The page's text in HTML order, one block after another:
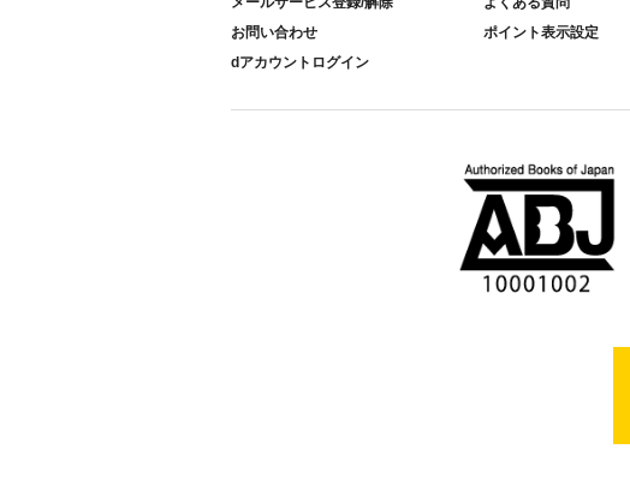
お問い合わせ
ポイント表示設定
dアカウントログイン